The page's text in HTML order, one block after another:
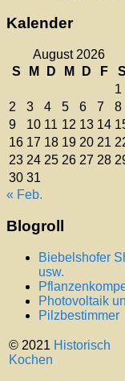
Kalender
August 2026
S
M D M D F
S
1
2
3 4 5 6 7
8
9
10 11 12 13 14
16 17 18 19 20 21
23 24 25 26 27 28
30 31
« Feb.
Blogroll
Biebelshofer
usw.
Photovoltaik
Pilzbestimmer
© 2021 Historisch
Kochen